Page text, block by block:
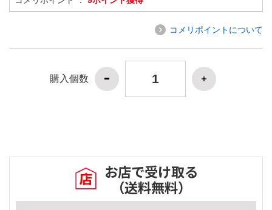
コメリポイントについて
購入個数
お店で受け取る
（送料無料）